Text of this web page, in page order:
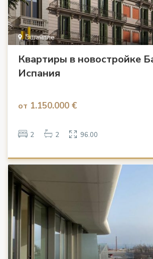
Эшампле
Квартиры в новостройке
Испания
от 1.150.000 €
2 2 96.00